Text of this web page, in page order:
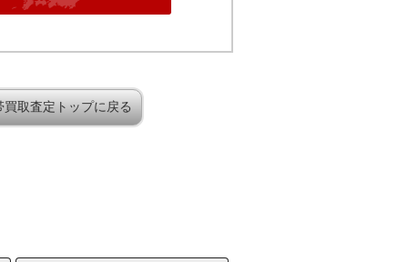
買取査定トップに戻る